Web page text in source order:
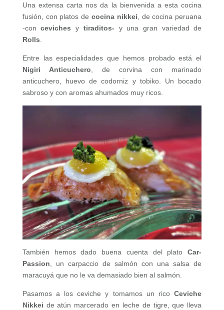
Una extensa carta nos da la bienvenida a esta cocina
fusión, con platos de cocina nikkei , de cocina peruana
-conceviches y tiraditos- y una gran variedad de
Rolls
Entre las especialidades que hemos probado está el
Nigiri Anticuchero , de corvina con marinado
anticuchero, huevo de codorniz y tobiko. Un bocado
sabroso y con aromas ahumados muy ricos.
También hemos dado buena cuenta del platoCar-
Passion, un carpaccio de salmón con una salsa de
maracuyá que no le va demasiado bien al salmón.
Pasamos a los ceviche y tomamos un ricoCeviche
Nikkei de atún marcerado en leche de tigre, que lleva